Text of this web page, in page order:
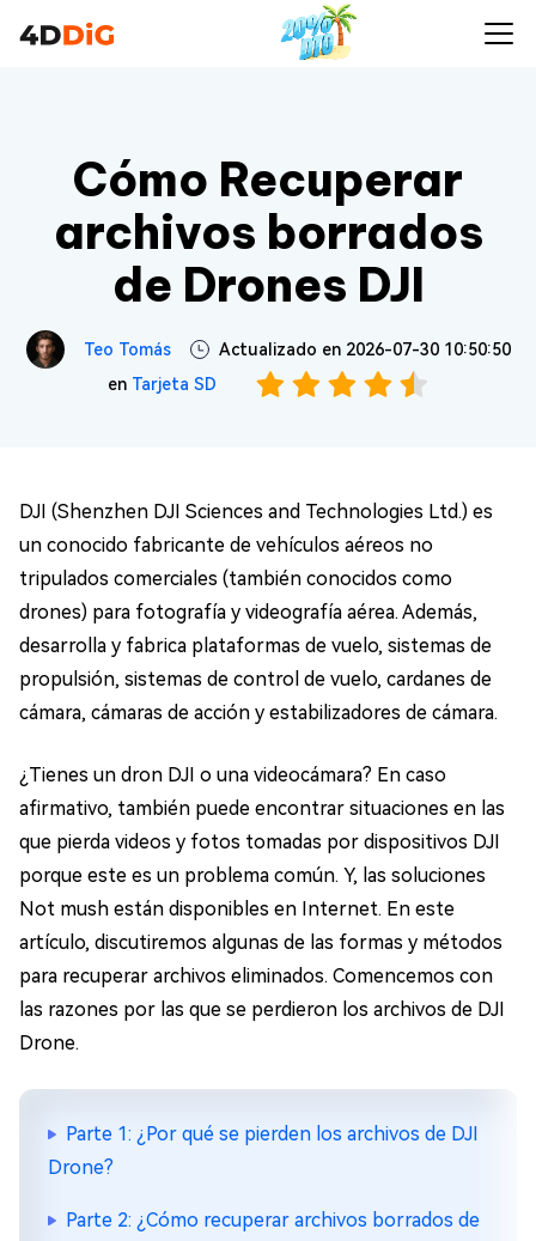
Cómo Recuperar
archivos borrados
de Drones DJI
Teo Tomás
Actualizado en 2026-07-30 10:50:50
en Tarjeta SD
DJI (Shenzhen DJI Sciences and Technologies Ltd.) es
un conocido fabricante de vehículos aéreos no
tripulados comerciales (también conocidos como
drones) para fotografía y videografía aérea. Además,
desarrolla y fabrica plataformas de vuelo, sistemas de
propulsión, sistemas de control de vuelo, cardanes de
cámara, cámaras de acción y estabilizadores de cámara.
¿Tienes un dron DJI o una videocámara? En caso
afirmativo, también puede encontrar situaciones en las
que pierda videos y fotos tomadas por dispositivos DJI
porque este es un problema común. Y, las soluciones
Not mush están disponibles en Internet. En este
artículo, discutiremos algunas de las formas y métodos
para recuperar archivos eliminados. Comencemos con
las razones por las que se perdieron los archivos de DJI
Drone.
Parte 1: ¿Por qué se pierden los archivos de DJI
Drone?
Parte 2: ¿Cómo recuperar archivos borrados de